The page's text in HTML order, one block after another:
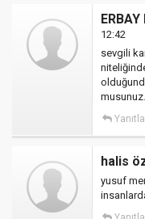
ERBAY
12:42
sevgili
Yanıtla
halis
yusuf